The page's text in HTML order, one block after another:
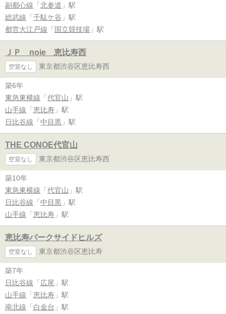
副都心線 「 北参道 」駅
総武線 「 千駄ケ谷 」駅
都営大江戸線 「 国立競技場 」駅
ＪＰ noie 恵比寿西
空室なし 東京都渋谷区恵比寿西
築6年
東急東横線 「 代官山 」駅
山手線 「 恵比寿 」駅
日比谷線 「 中目黒 」駅
THE CONOE代官山
空室なし 東京都渋谷区恵比寿西
築10年
東急東横線 「 代官山 」駅
日比谷線 「 中目黒 」駅
山手線 「 恵比寿 」駅
恵比寿パークサイドヒルズ
空室なし 東京都渋谷区恵比寿
築7年
日比谷線 「 広尾 」駅
山手線 「 恵比寿 」駅
南北線 「 白金台 」駅